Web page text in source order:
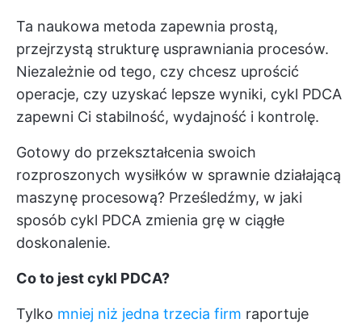
Ta naukowa metoda zapewnia prostą,
przejrzystą strukturę usprawniania procesów.
Niezależnie od tego, czy chcesz uprościć
operacje, czy uzyskać lepsze wyniki, cykl PDCA
zapewni Ci stabilność, wydajność i kontrolę.
Gotowy do przekształcenia swoich
rozproszonych wysiłków w sprawnie działającą
maszynę procesową? Prześledźmy, w jaki
sposób cykl PDCA zmienia grę w ciągłe
doskonalenie.
Co to jest cykl PDCA?
Tylko mniej niż jedna trzecia firm raportuje